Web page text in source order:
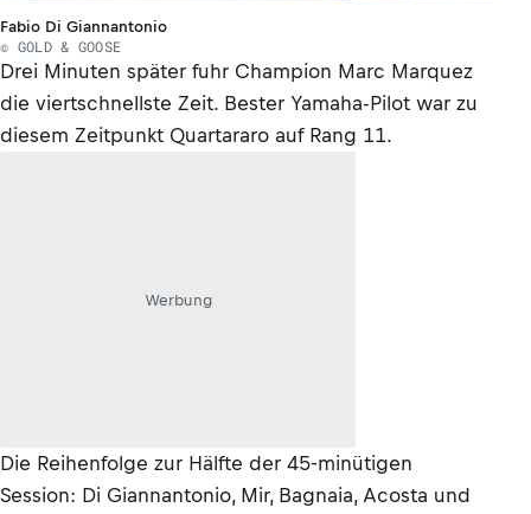
Fabio Di Giannantonio
© GOLD & GOOSE
Drei Minuten später fuhr Champion Marc Marquez
die viertschnellste Zeit. Bester Yamaha-Pilot war zu
diesem Zeitpunkt Quartararo auf Rang 11.
Werbung
Die Reihenfolge zur Hälfte der 45-minütigen
Session: Di Giannantonio, Mir, Bagnaia, Acosta und